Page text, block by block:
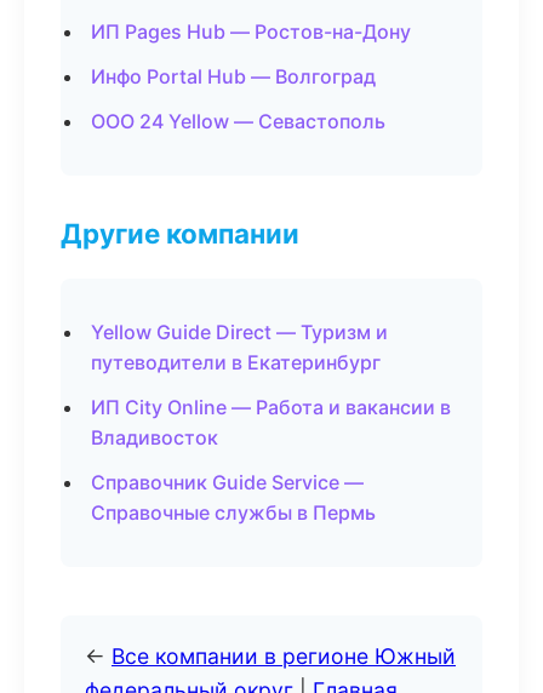
ИП Pages Hub — Ростов-на-Дону
Инфо Portal Hub — Волгоград
ООО 24 Yellow — Севастополь
Другие компании
Yellow Guide Direct — Туризм и
путеводители в Екатеринбург
ИП City Online — Работа и вакансии в
Владивосток
Справочник Guide Service —
Справочные службы в Пермь
← Все компании в регионе Южный